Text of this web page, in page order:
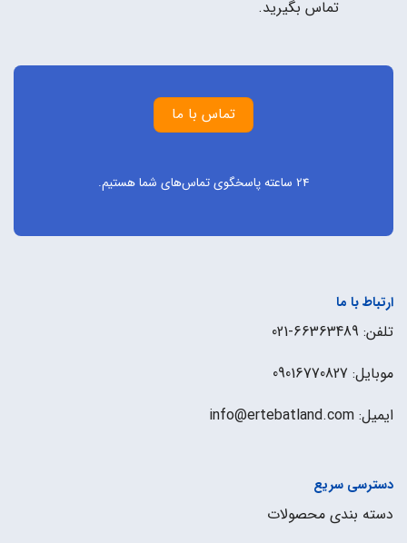
تماس بگیرید.
تماس با ما
24 ساعته پاسخگوی تماس‌های شما هستیم.
ارتباط با ما
تلفن: 66363489-021
موبایل: 09016770827
ایمیل: info@ertebatland.com
دسترسی سریع
دسته بندی محصولات